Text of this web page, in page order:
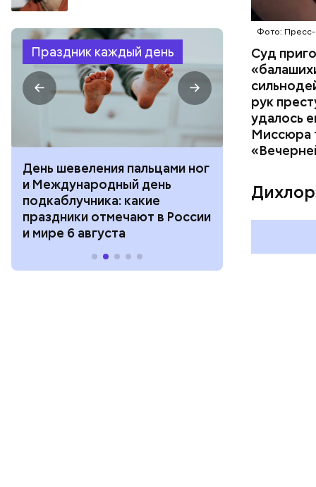
Праздник каждый день
День шевеления пальцами ног
и Международный день
подкаблучника: какие
праздники отмечают в России
и мире 6 августа
горизонта и
курсанта:
отмечают в
Фото: Пресс-
Суд
рук
удалось
Миссюра